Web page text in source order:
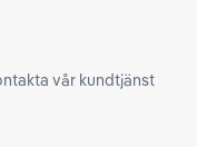
vår kundtjänst